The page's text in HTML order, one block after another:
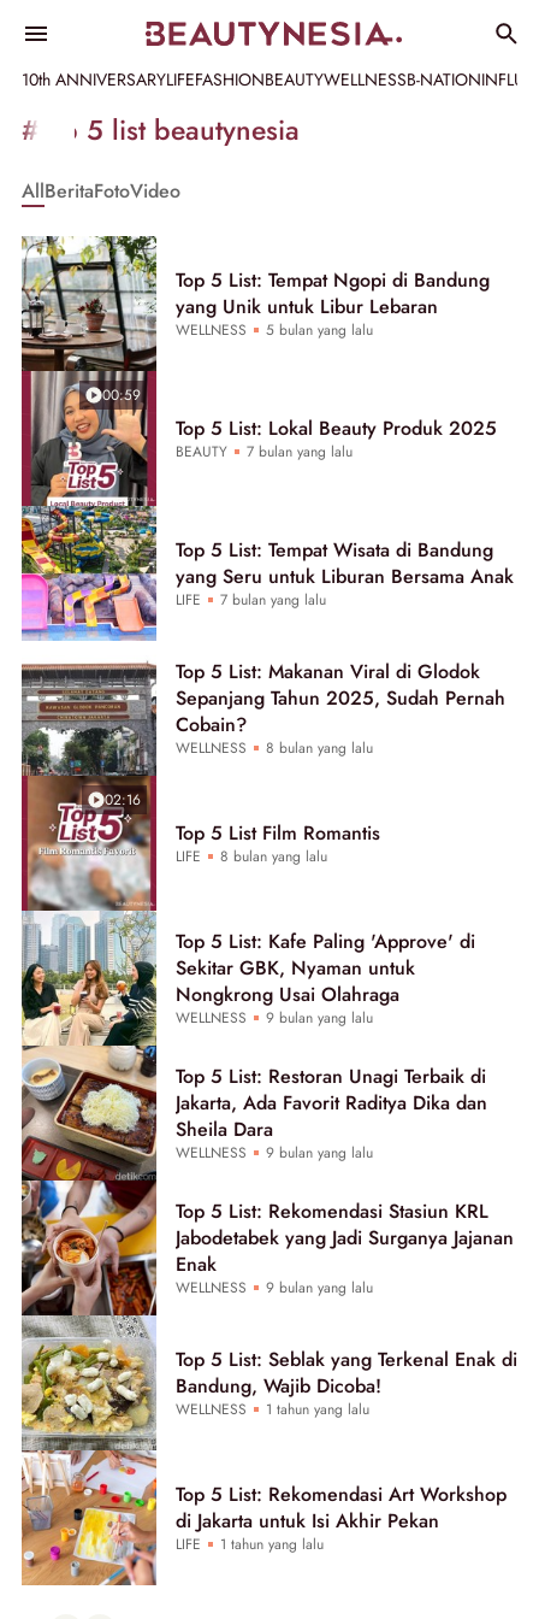
10th ANNIVERSARYLIFEFASHIONBEAUTYWELLNESSB-NATION
Informasi
[GET_DATA_TITLE]
Beautynesia
#top 5 list beautynesia
AllBeritaFotoVideo
Top 5 List: Tempat Ngopi di Bandung
yang Unik untuk Libur Lebaran
WELLNESS 5 bulan yang lalu
00:59
Top 5 List: Lokal Beauty Produk 2025
BEAUTY 7 bulan yang lalu
Top 5 List: Tempat Wisata di Bandung
yang Seru untuk Liburan Bersama Anak
LIFE 7 bulan yang lalu
Top 5 List: Makanan Viral di Glodok
Sepanjang Tahun 2025, Sudah Pernah
Cobain?
WELLNESS 8 bulan yang lalu
02:16
Top 5 List Film Romantis
LIFE 8 bulan yang lalu
Top 5 List: Kafe Paling 'Approve' di
Sekitar GBK, Nyaman untuk
Nongkrong Usai Olahraga
WELLNESS 9 bulan yang lalu
Top 5 List: Restoran Unagi Terbaik di
Jakarta, Ada Favorit Raditya Dika dan
Sheila Dara
WELLNESS 9 bulan yang lalu
Top 5 List: Rekomendasi Stasiun KRL
Jabodetabek yang Jadi Surganya Jajanan
Enak
WELLNESS 9 bulan yang lalu
Top 5 List: Seblak yang Terkenal Enak di
Bandung, Wajib Dicoba!
WELLNESS 1 tahun yang lalu
Top 5 List: Rekomendasi Art Workshop
di Jakarta untuk Isi Akhir Pekan
LIFE 1 tahun yang lalu